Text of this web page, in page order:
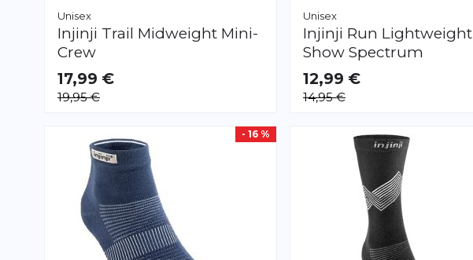
Unisex
Injinji Trail Midweight Mini-
Crew
VERFÜGBAR
SMLXL
17,99 €
19,95 €
Unisex
Injinji Run
Show Spectrum
VERFÜGBAR
SML
12,99 €
14,95 €
- 16 %